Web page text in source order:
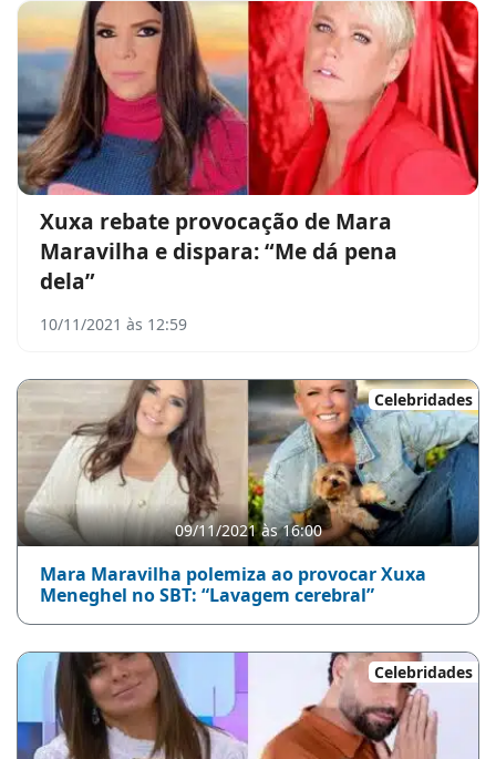
Xuxa rebate provocação de Mara
Maravilha e dispara: “Me dá pena
dela”
10/11/2021 às 12:59
Celebridades
09/11/2021 às 16:00
Mara Maravilha polemiza ao provocar Xuxa
Meneghel no SBT: “Lavagem cerebral”
Celebridades